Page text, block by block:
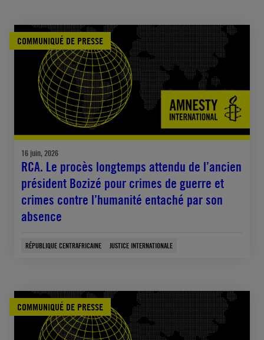
COMMUNIQUÉ DE PRESSE
16 juin, 2026
RCA. Le procès longtemps attendu de l’ancien
président Bozizé pour crimes de guerre et
crimes contre l’humanité entaché par son
absence
RÉPUBLIQUE CENTRAFRICAINE JUSTICE INTERNATIONALE
COMMUNIQUÉ DE PRESSE